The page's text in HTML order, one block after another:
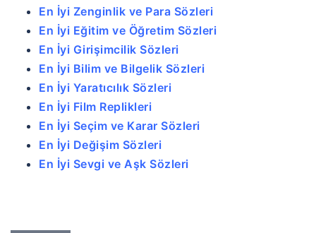
En İyi Zenginlik ve Para Sözleri
En İyi Eğitim ve Öğretim Sözleri
En İyi Girişimcilik Sözleri
En İyi Bilim ve Bilgelik Sözleri
En İyi Yaratıcılık Sözleri
En İyi Film Replikleri
En İyi Seçim ve Karar Sözleri
En İyi Değişim Sözleri
En İyi Sevgi ve Aşk Sözleri